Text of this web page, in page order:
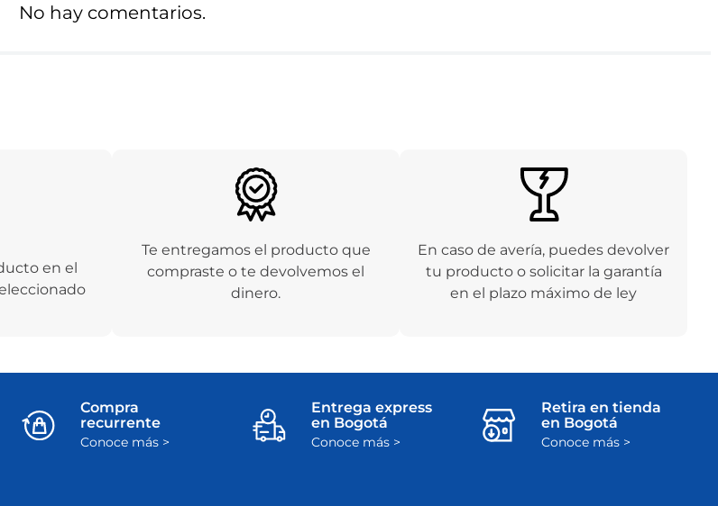
No hay comentarios.
en el
Te entregamos el producto que
compraste o te devolvemos el
dinero.
En caso de avería, puedes devolver
tu producto o solicitar la garantía
en el plazo máximo de ley
Compra
recurrente
Conoce más >
Entrega express
en Bogotá
Conoce más >
Retira en tienda
en Bogotá
Conoce más >